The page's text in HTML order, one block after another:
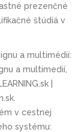
prezenčné
štúdiá v
a multimédií:
a multimedií,
|
v cestnej
systému: